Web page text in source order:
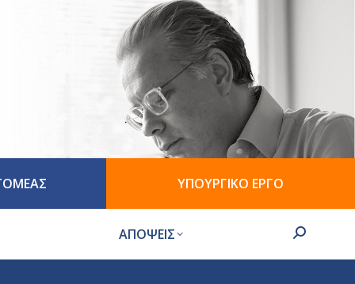
ΥΠΟΥΡΓΙΚΟ ΕΡΓΟ
ΑΠΟΨΕΙΣ Search: